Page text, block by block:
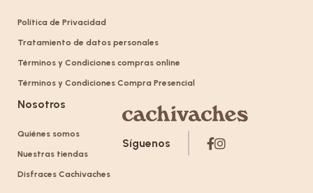
Política de Privacidad
Tratamiento de datos personales
Términos y Condiciones compras online
Términos y Condiciones Compra Presencial
Nosotros
Quiénes somos
Nuestras tiendas
Disfraces Cachivaches
Síguenos